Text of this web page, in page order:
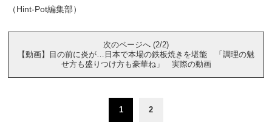
（Hint-Pot編集部）
次のページへ (2/2)
【動画】目の前に炎が…日本で本場の鉄板焼きを堪能 「調理の魅
せ方も盛りつけ方も豪華ね」 実際の動画
1 2